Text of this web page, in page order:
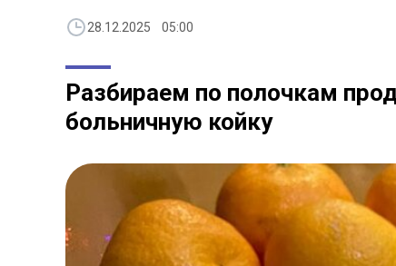
28.12.2025 05:00
Разбираем по полочкам
больничную койку